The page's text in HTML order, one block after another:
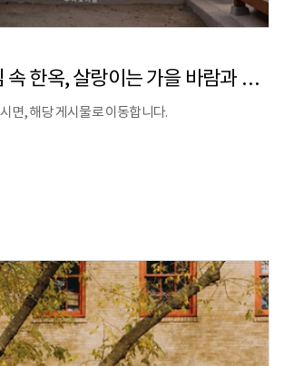
[playlist] 도심 속 한옥, 살랑이는 가을 바람과 함께 듣는 음악 | 버틀러리 X 스톰프뮤직
면, 해당 게시물로 이동합니다.